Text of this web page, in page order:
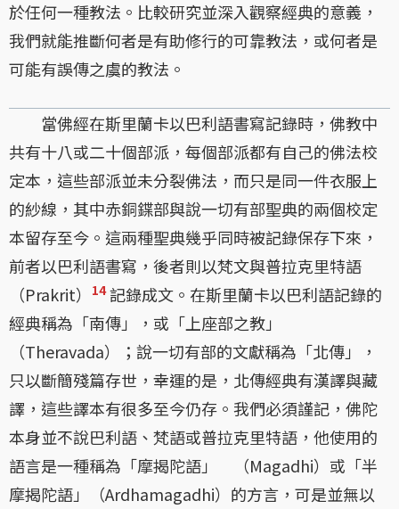
於任何一種教法。比較研究並深入觀察經典的意義，
我們就能推斷何者是有助修行的可靠教法，或何者是
可能有誤傳之虞的教法。
當佛經在斯里蘭卡以巴利語書寫記錄時，佛教中
共有十八或二十個部派，每個部派都有自己的佛法校
定本，這些部派並未分裂佛法，而只是同一件衣服上
的紗線，其中赤銅鍱部與說一切有部聖典的兩個校定
本留存至今。這兩種聖典幾乎同時被記錄保存下來，
前者以巴利語書寫，後者則以梵文與普拉克里特語
（Prakrit）
14記錄成文。在斯里蘭卡以巴利語記錄的
經典稱為「南傳」，或「上座部之教」
（Theravada）；說一切有部的文獻稱為「北傳」，
只以斷簡殘篇存世，幸運的是，北傳經典有漢譯與藏
譯，這些譯本有很多至今仍存。我們必須謹記，佛陀
本身並不說巴利語、梵語或普拉克里特語，他使用的
語言是一種稱為「摩揭陀語」 （Magadhi）或「半
摩揭陀語」（Ardhamagadhi）的方言，可是並無以